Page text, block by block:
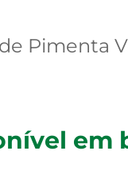
Pimenta
em